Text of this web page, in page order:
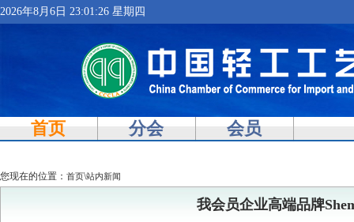
2026年8月6日 23:01:27 星期四
首页 分会 会员
您现在的位置： 首页\站内新闻
我会员企业高端品牌